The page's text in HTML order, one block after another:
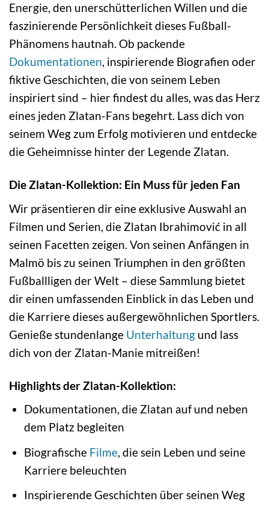
Energie, den unerschütterlichen Willen und die
faszinierende Persönlichkeit dieses Fußball-
Phänomens hautnah. Ob packende
Dokumentationen, inspirierende Biografien oder
fiktive Geschichten, die von seinem Leben
inspiriert sind – hier findest du alles, was das Herz
eines jeden Zlatan-Fans begehrt. Lass dich von
seinem Weg zum Erfolg motivieren und entdecke
die Geheimnisse hinter der Legende Zlatan.
Die Zlatan-Kollektion: Ein Muss für jeden Fan
Wir präsentieren dir eine exklusive Auswahl an
Filmen und Serien, die Zlatan Ibrahimović in all
seinen Facetten zeigen. Von seinen Anfängen in
Malmö bis zu seinen Triumphen in den größten
Fußballligen der Welt – diese Sammlung bietet
dir einen umfassenden Einblick in das Leben und
die Karriere dieses außergewöhnlichen Sportlers.
Genieße stundenlange Unterhaltung und lass
dich von der Zlatan-Manie mitreißen!
Highlights der Zlatan-Kollektion:
Dokumentationen, die Zlatan auf und neben
dem Platz begleiten
Biografische Filme, die sein Leben und seine
Karriere beleuchten
Inspirierende Geschichten über seinen Weg